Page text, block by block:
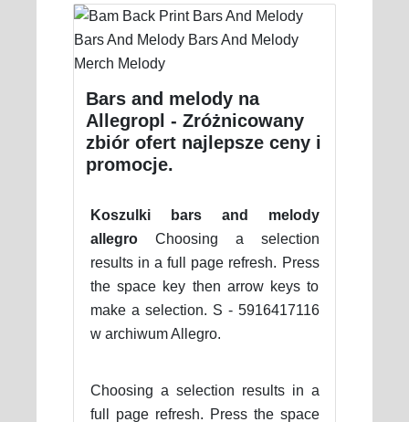
Bars and melody na
Allegropl - Zróżnicowany
zbiór ofert najlepsze ceny i
promocje.
Koszulki bars and melody
allegroChoosing a selection
results in a full page refresh. Press
the space key then arrow keys to
make a selection. S - 5916417116
w archiwum Allegro.
Choosing a selection results in a
full page refresh. Press the space